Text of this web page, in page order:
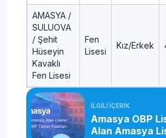
AMASYA /
SULUOVA
/ Şehit
Hüseyin
Kavaklı
Fen Lisesi
Fen
Lisesi
Kız/Erkek
İLGİLİ İÇERİK
Amasya OBP
Alan Amasya